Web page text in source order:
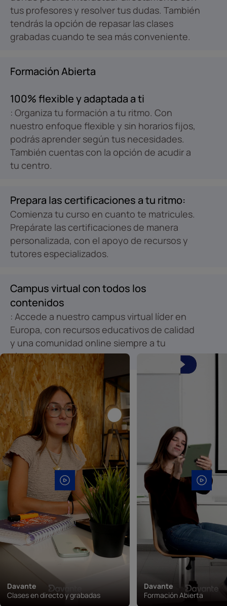
tus profesores y resolver tus dudas. También
tendrás la opción de repasar las clases
grabadas cuando te sea más conveniente.
Formación Abierta
100% flexible y adaptada a ti
: Organiza tu formación a tu ritmo. Con
nuestro enfoque flexible y sin horarios fijos,
podrás aprender según tus necesidades.
También cuentas con la opción de acudir a
tu centro.
Prepara las certificaciones a tu ritmo:
Comienza tu curso en cuanto te matricules.
Prepárate las certificaciones de manera
personalizada, con el apoyo de recursos y
tutores especializados.
Campus virtual con todos los
contenidos
: Accede a nuestro campus virtual líder en
Europa, con recursos educativos de calidad
y una comunidad online siempre a tu
alcance.
Davante
Clases en directo y grabadas
Davante
Formación Abierta